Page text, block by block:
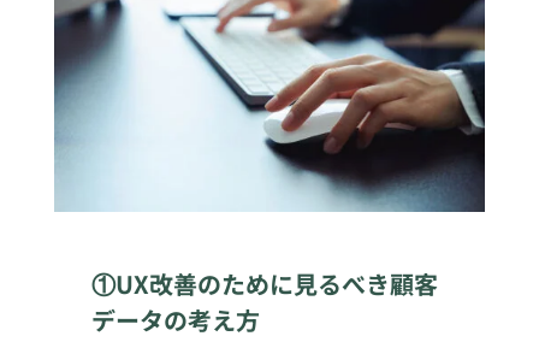
①UX改善のために見るべき顧客
データの考え方